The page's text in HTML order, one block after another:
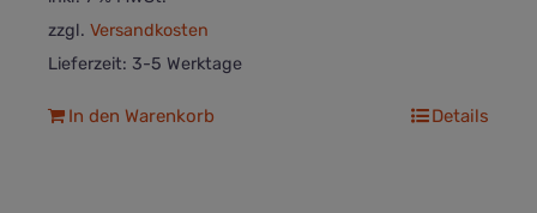
zzgl. Versandkosten
Lieferzeit: 3-5 Werktage
In den Warenkorb Details